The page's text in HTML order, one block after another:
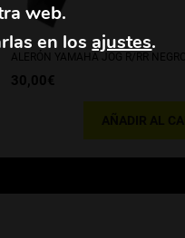
ALERÓN YAMAHA JOG R/RR NEGRO
30,00 €
web.
en los ajustes.